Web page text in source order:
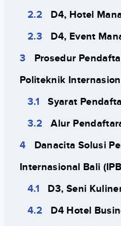
D4, Hotel
D4, Event
Prosedur
Politeknik
Syarat
Alur
Danacita Solusi
Internasional Bali
D3, Seni
D4 Hotel